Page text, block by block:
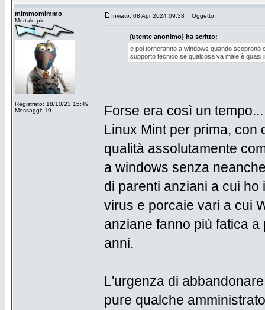
mimmomimmo
Mortale pio
Registrato: 18/10/23 15:49
Messaggi: 19
Inviato: 08 Apr 2024 09:38 Oggetto:
{utente anonimo} ha scritto:
e poi torneranno a windows quando scoprono
supporto tecnico se qualcosa va male è quasi
Forse era così un
Linux Mint per prima, con
qualità assolutamente
a windows senza
di parenti anziani a cui
virus e porcaie vari a cui
anziane fanno più fatica
anni.
L'urgenza di
pure qualche